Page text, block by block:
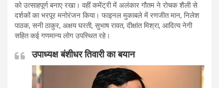
को उत्साहपूर्ण बनाए रखा। वहीं कमेंट्री में अलंकार गौतम ने रोचक शैली से
दर्शकों का भरपूर मनोरंजन किया। फाइनल मुकाबले में रणजीत मान, निलेश
पाठक, सनी ठाकुर, अक्षय घरती, सुभाष रावत, दीक्षांत मिश्रा, आदित्य नेगी
सहित कई गणमान्य लोग उपस्थित रहे।
उपाध्यक्ष बंशीधर तिवारी का बयान